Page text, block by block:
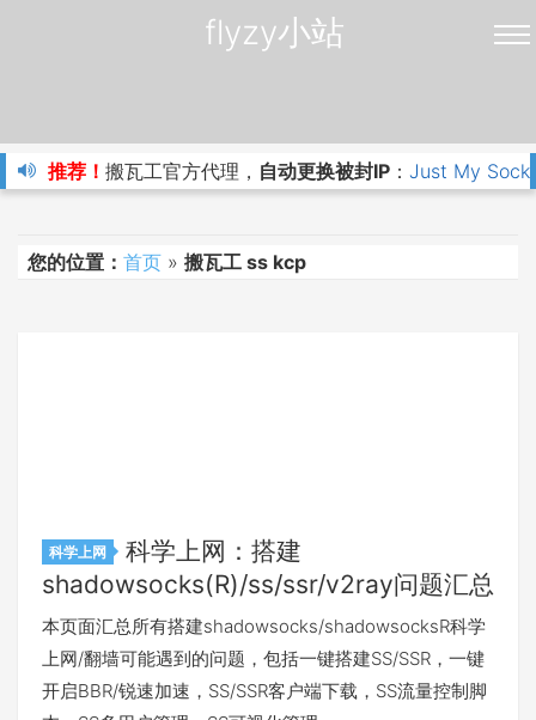
flyzy小站
推荐！ 搬瓦工官方代理， 自动更换被封IP ： Just My
您的位置： 首页 » 搬瓦工 ss kcp
科学上网
科学上网：搭建
shadowsocks(R)/ss/ssr/v2ray问题汇总
本页面汇总所有搭建shadowsocks/shadowsocksR科学
上网/翻墙可能遇到的问题，包括一键搭建SS/SSR，一键
开启BBR/锐速加速，SS/SSR客户端下载，SS流量控制脚